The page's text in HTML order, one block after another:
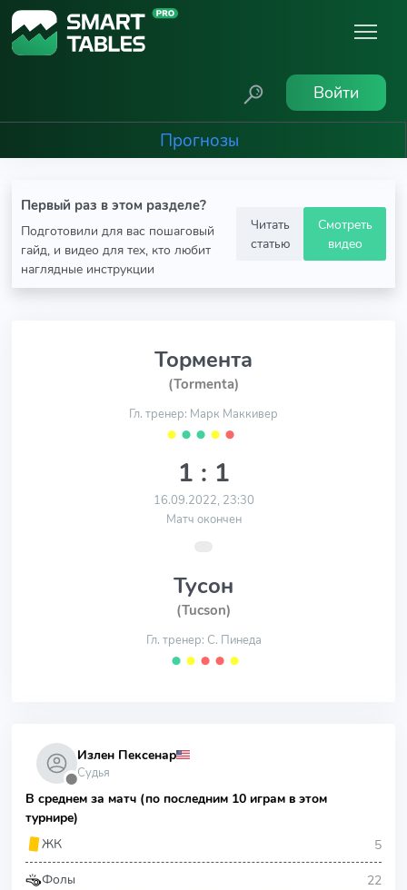
Войти
Прогнозы
Первый раз в этом разделе?
Подготовили для вас пошаговый
гайд, и видео для тех, кто любит
наглядные инструкции
Читать
статью
Смотреть
видео
Тормента
(Tormenta)
Гл. тренер: Марк Маккивер
⬤ ⬤ ⬤ ⬤ ⬤
1 : 1
16.09.2022, 23:30
Матч окончен
Тусон
(Tucson)
Гл. тренер: С. Пинеда
⬤ ⬤ ⬤ ⬤ ⬤
⬤
Излен Пексенар
Судья
В среднем за матч (по последним 10 играм в этом
турнире)
ЖК
5
Фолы 22